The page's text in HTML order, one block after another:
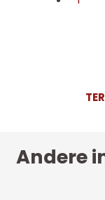
Andere